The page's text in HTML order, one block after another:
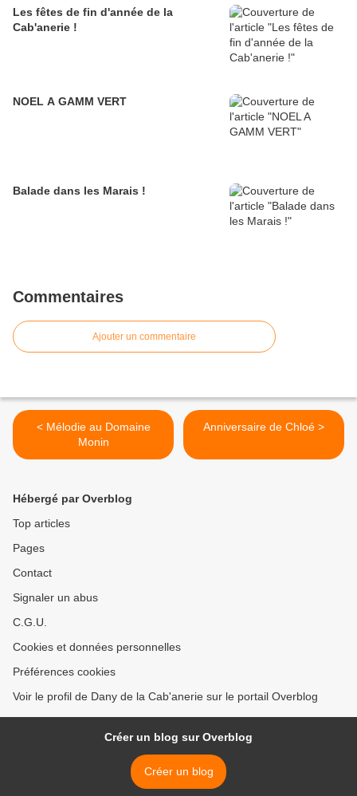
Les fêtes de fin d'année de la
Cab'anerie !
NOEL A GAMM VERT
Balade dans les Marais !
Commentaires
Ajouter un commentaire
< Mélodie au Domaine
Monin
Anniversaire de Chloé >
Hébergé par Overblog
Top articles
Pages
Contact
Signaler un abus
C.G.U.
Cookies et données personnelles
Préférences cookies
Voir le profil de Dany de la Cab'anerie sur le portail Overblog
Créer un blog sur Overblog
Créer un blog